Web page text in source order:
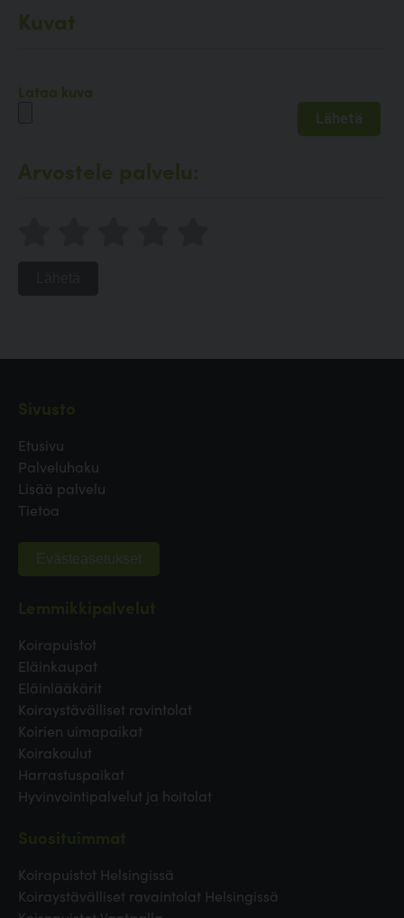
Kuvat
Lataa kuva
Arvostele palvelu:
Etusivu
Palveluhaku
Lisää palvelu
Tietoa
Evästeasetukset
Koirapuistot
Eläinkaupat
Eläinlääkärit
Koiraystävälliset ravintolat
Koirien uimapaikat
Koirakoulut
Harrastuspaikat
Hyvinvointipalvelut ja hoitolat
Koirapuistot Helsingissä
Koiraystävälliset ravaintolat Helsingissä